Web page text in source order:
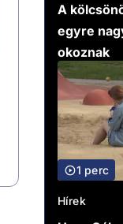
A
egyre
okoznak
1 perc
Hírek